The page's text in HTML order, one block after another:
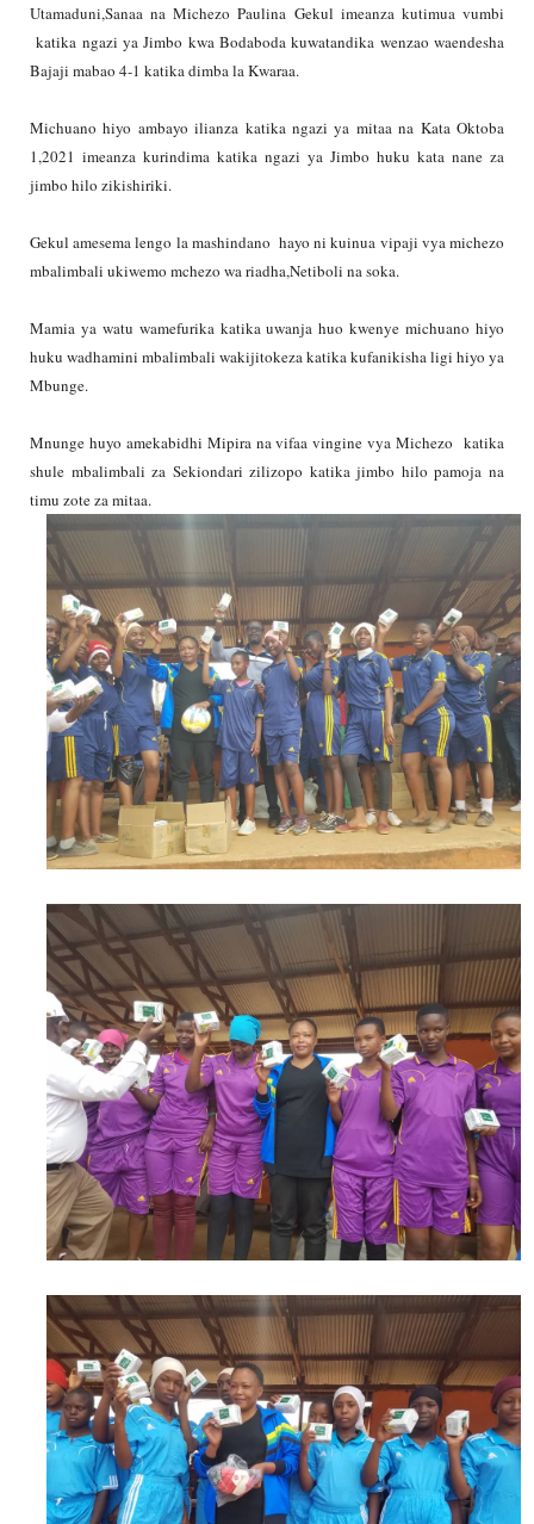
Utamaduni,Sanaa na Michezo Paulina Gekul imeanza kutimua vumbi
katika ngazi ya Jimbo kwa Bodaboda kuwatandika wenzao waendesha
Bajaji mabao 4-1 katika dimba la Kwaraa.
Michuano hiyo ambayo ilianza katika ngazi ya mitaa na Kata Oktoba
1,2021 imeanza kurindima katika ngazi ya Jimbo huku kata nane za
jimbo hilo zikishiriki.
Gekul amesema lengo la mashindano hayo ni kuinua vipaji vya michezo
mbalimbali ukiwemo mchezo wa riadha,Netiboli na soka.
Mamia ya watu wamefurika katika uwanja huo kwenye michuano hiyo
huku wadhamini mbalimbali wakijitokeza katika kufanikisha ligi hiyo ya
Mbunge.
Mnunge huyo amekabidhi Mipira na vifaa vingine vya Michezo katika
shule mbalimbali za Sekiondari zilizopo katika jimbo hilo pamoja na
timu zote za mitaa.